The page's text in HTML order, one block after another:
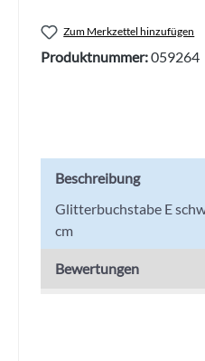
Zum Merkzettel hinzufügen
Produktnummer:059264
Beschreibung
Glitterbuchstabe E
cm
Bewertungen